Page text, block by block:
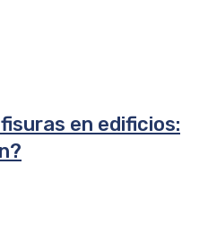
en edificios: